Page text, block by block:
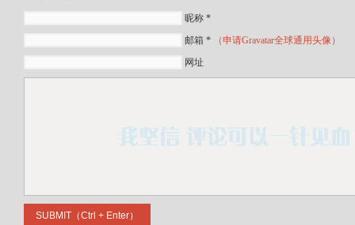
昵称 *
邮箱 *
（申请Gravatar全球通用头像）
网址